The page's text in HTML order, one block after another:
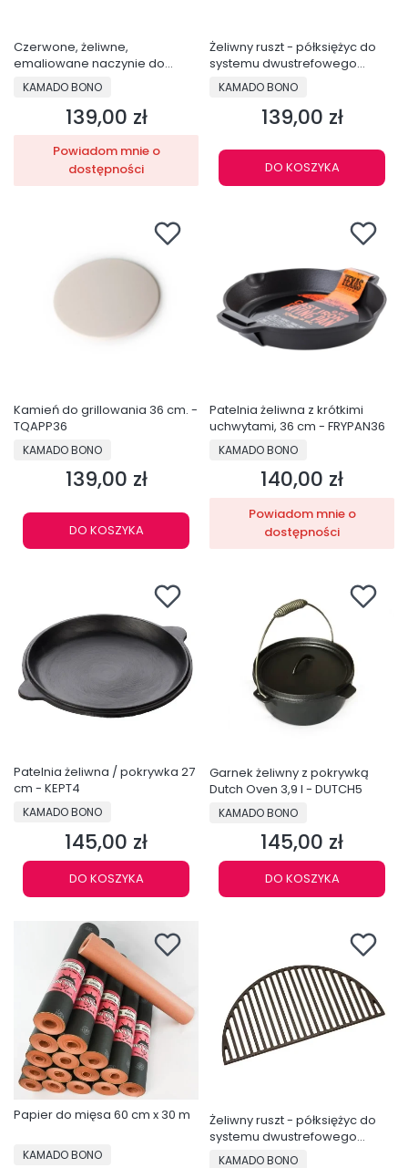
Czerwone, żeliwne,
emaliowane naczynie do
pieczenia Grand Feu, 1,7 l -
FEUSQRED
PRODUCENT
KAMADO BONO
Cena
139,00 zł
Powiadom mnie o
dostępności
Żeliwny ruszt - półksiężyc do
systemu dwustrefowego
Medie - DC20GRID
PRODUCENT
KAMADO BONO
Cena
139,00 zł
DO KOSZYKA
Kamień do grillowania 36 cm. -
TQAPP36
PRODUCENT
KAMADO BONO
Cena
139,00 zł
DO KOSZYKA
Patelnia żeliwna z krótkimi
uchwytami, 36 cm - FRYPAN36
PRODUCENT
KAMADO BONO
Cena
140,00 zł
Powiadom mnie o
dostępności
Patelnia żeliwna / pokrywka 27
cm - KEPT4
PRODUCENT
KAMADO BONO
Cena
145,00 zł
DO KOSZYKA
Garnek żeliwny z pokrywką
Dutch Oven 3,9 l - DUTCH5
PRODUCENT
KAMADO BONO
Cena
145,00 zł
DO KOSZYKA
Papier do mięsa 60 cm x 30 m
PRODUCENT
KAMADO BONO
Żeliwny ruszt - półksiężyc do
systemu dwustrefowego
Grande - DC23GRID
PRODUCENT
KAMADO BONO